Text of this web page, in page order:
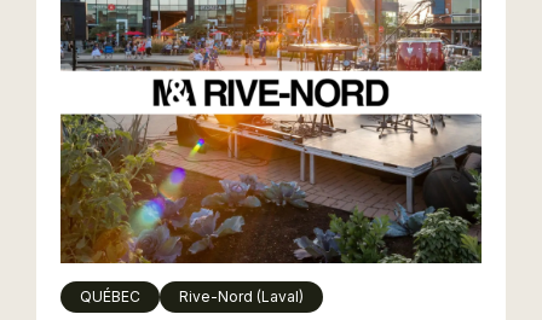
QUÉBEC Rive-Nord (Laval)